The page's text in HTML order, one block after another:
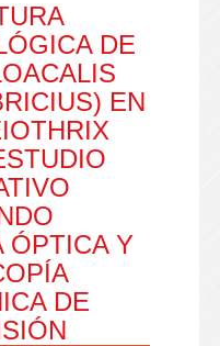
DE
EN
ÓPTICA Y
DE